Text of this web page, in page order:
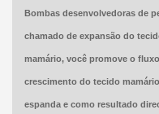
Bombas desenvolvedoras de
chamado de expansão do
mamário, você promove o
crescimento do tecido
espanda e como resultado